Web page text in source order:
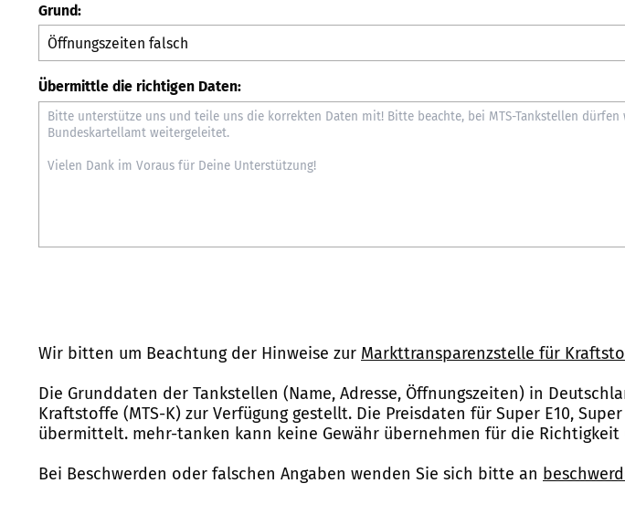
Grund:
Übermittle die richtigen Daten:
Wir bitten um Beachtung der Hinweise zur Markttransparenzstelle für
Die Grunddaten der Tankstellen (Name, Adresse, Öffnungszeiten) in
Kraftstoffe (MTS-K) zur Verfügung gestellt. Die Preisdaten für Super E10,
übermittelt. mehr-tanken kann keine Gewähr übernehmen für die
Bei Beschwerden oder falschen Angaben wenden Sie sich bitte an